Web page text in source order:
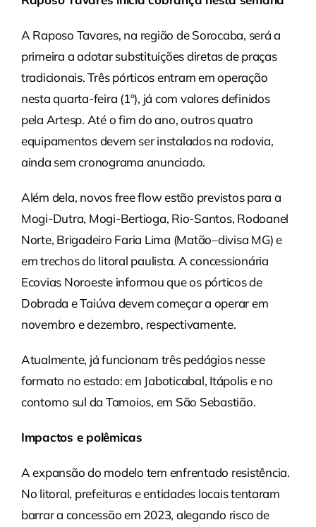
A Raposo Tavares, na região de Sorocaba, será a
primeira a adotar substituições diretas de praças
tradicionais. Três pórticos entram em operação
nesta quarta-feira (1º), já com valores definidos
pela Artesp. Até o fim do ano, outros quatro
equipamentos devem ser instalados na rodovia,
ainda sem cronograma anunciado.
Além dela, novos free flow estão previstos para a
Mogi-Dutra, Mogi-Bertioga, Rio-Santos, Rodoanel
Norte, Brigadeiro Faria Lima (Matão–divisa MG) e
em trechos do litoral paulista. A concessionária
Ecovias Noroeste informou que os pórticos de
Dobrada e Taiúva devem começar a operar em
novembro e dezembro, respectivamente.
Atualmente, já funcionam três pedágios nesse
formato no estado: em Jaboticabal, Itápolis e no
contorno sul da Tamoios, em São Sebastião.
Impactos e polêmicas
A expansão do modelo tem enfrentado resistência.
No litoral, prefeituras e entidades locais tentaram
barrar a concessão em 2023, alegando risco de